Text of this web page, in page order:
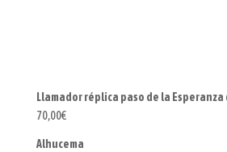
Llamador réplica paso de la Esperanza
70,00€
Alhucema